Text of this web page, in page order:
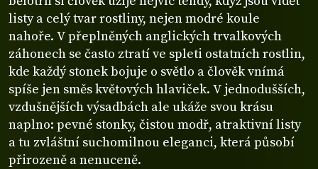
listy a celý tvar rostliny, nejen modré koule
nahoře. V přeplněných anglických trvalkových
záhonech se často ztratí ve spleti ostatních rostlin,
kde každý stonek bojuje o světlo a člověk vnímá
spíše jen směs květových hlaviček. V jednodušších,
vzdušnějších výsadbách ale ukáže svou krásu
naplno: pevné stonky, čistou modř, atraktivní listy
a tu zvláštní suchomilnou eleganci, která působí
přirozeně a nenuceně.